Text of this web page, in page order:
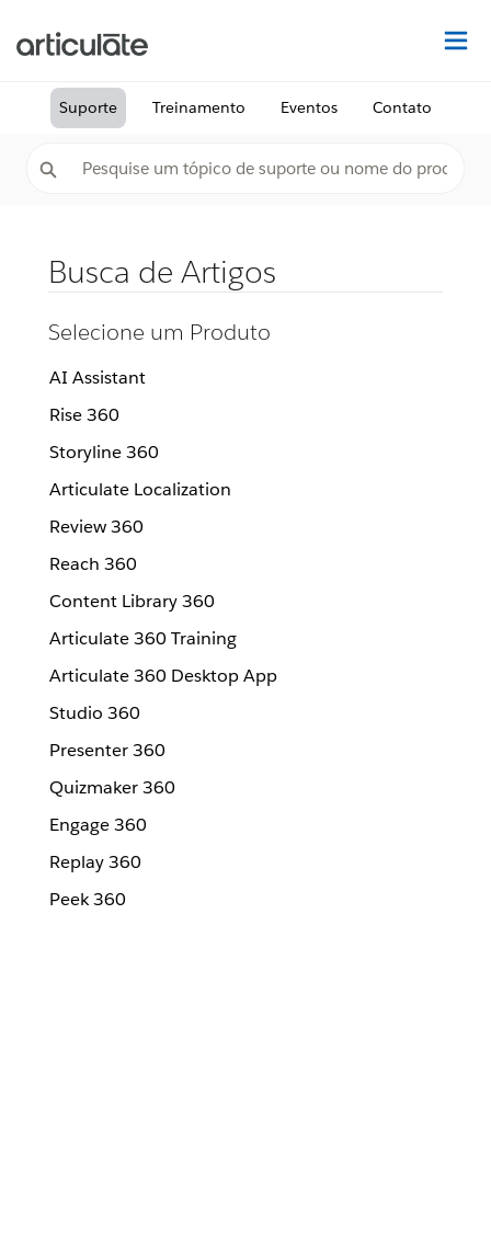
Suporte Treinamento Eventos Contato
Busca de Artigos
Selecione um Produto
AI Assistant
Rise 360
Storyline 360
Articulate Localization
Review 360
Reach 360
Content Library 360
Articulate 360 Training
Articulate 360 Desktop App
Studio 360
Presenter 360
Quizmaker 360
Engage 360
Replay 360
Peek 360